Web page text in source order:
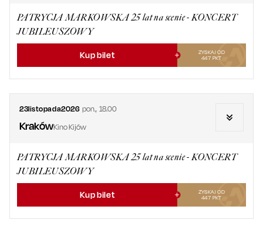
PATRYCJA MARKOWSKA 25 lat na scenie - KONCERT
JUBILEUSZOWY
Kup bilet
ZYSKAJ OD
447 PKT
23listopada2026 pon.,18.00
KrakówKino Kijów
PATRYCJA MARKOWSKA 25 lat na scenie - KONCERT
JUBILEUSZOWY
Kup bilet
ZYSKAJ OD
447 PKT